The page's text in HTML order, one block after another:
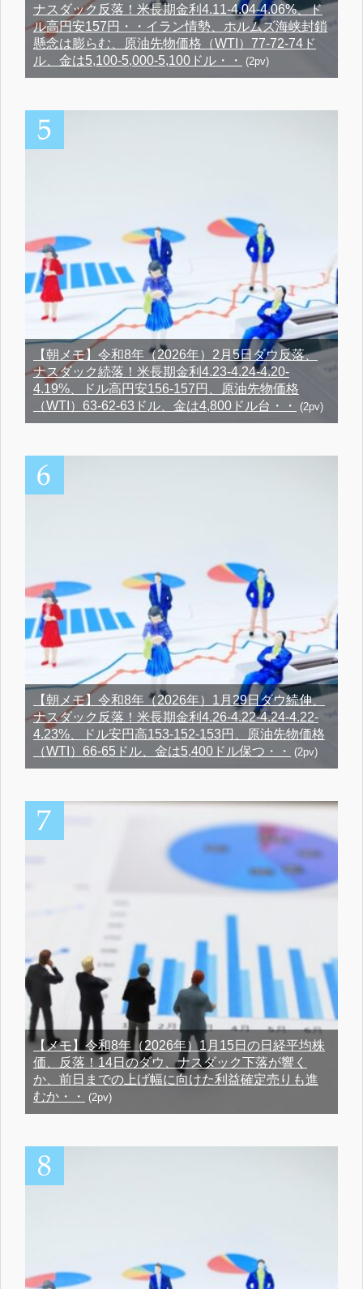
ナスダック反落！米長期金利4.11-4.04-4.06%、ド
ル高円安157円・・イラン情勢、ホルムズ海峡封鎖
懸念は膨らむ、原油先物価格（WTI）77-72-74ド
ル、金は5,100-5,000-5,100ドル・・
(2pv)
【朝メモ】令和8年（2026年）2月5日ダウ反落、
ナスダック続落！米長期金利4.23-4.24-4.20-
4.19%、ドル高円安156-157円、原油先物価格
（WTI）63-62-63ドル、金は4,800ドル台・・
(2pv)
【朝メモ】令和8年（2026年）1月29日ダウ続伸、
ナスダック反落！米長期金利4.26-4.22-4.24-4.22-
4.23%、ドル安円高153-152-153円、原油先物価格
（WTI）66-65ドル、金は5,400ドル保つ・・
(2pv)
【メモ】令和8年（2026年）1月15日の日経平均株
価、反落！14日のダウ、ナスダック下落が響く
か、前日までの上げ幅に向けた利益確定売りも進
むか・・
(2pv)